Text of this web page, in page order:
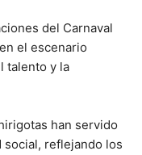
del Carnaval
el escenario
talento y la
han servido
social, reflejando los